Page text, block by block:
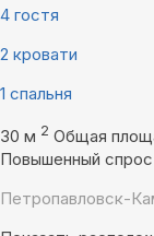
4 гостя
2 кровати
1 спальня
30 м 2 Общая
Повышенный спрос
Петропавловск-